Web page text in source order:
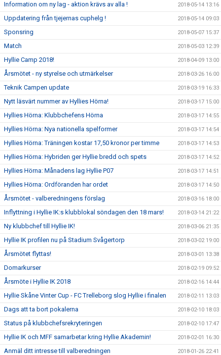
Information om ny lag - aktion krävs av alla ! 2018-05-14 13:16
Uppdatering från tjejernas cuphelg ! 2018-05-14 09:03
Sponsring 2018-05-07 15:37
Match 2018-05-03 12:39
Hyllie Camp 2018! 2018-04-09 13:00
Årsmötet - ny styrelse och utmärkelser 2018-03-26 16:00
Teknik Campen update 2018-03-19 16:33
Nytt läsvärt nummer av Hyllies Hörna! 2018-03-17 15:00
Hyllies Hörna: Klubbchefens Hörna 2018-03-17 14:55
Hyllies Hörna: Nya nationella spelformer 2018-03-17 14:54
Hyllies Hörna: Träningen kostar 17,50 kronor per timme 2018-03-17 14:53
Hyllies Hörna: Hybriden ger Hyllie bredd och spets 2018-03-17 14:52
Hyllies Hörna: Månadens lag Hyllie P07 2018-03-17 14:51
Hyllies Hörna: Ordföranden har ordet 2018-03-17 14:50
Årsmötet - valberedningens förslag 2018-03-16 18:00
Inflyttning i Hyllie IK:s klubblokal söndagen den 18 mars! 2018-03-14 21:22
Ny klubbchef till Hyllie IK! 2018-03-06 21:35
Hyllie IK profilen nu på Stadium Svågertorp 2018-03-02 19:00
Årsmötet flyttas! 2018-03-01 13:38
Domarkurser 2018-02-19 09:52
Årsmöte i Hyllie IK 2018 2018-02-16 14:44
Hyllie Skåne Vinter Cup - FC Trelleborg slog Hyllie i finalen 2018-02-11 13:03
Dags att ta bort pokalerna 2018-02-10 18:03
Status på klubbchefsrekryteringen 2018-02-10 17:47
Hyllie IK och MFF samarbetar kring Hyllie Akademin! 2018-02-01 16:30
Anmäl ditt intresse till valberedningen 2018-01-26 22:41